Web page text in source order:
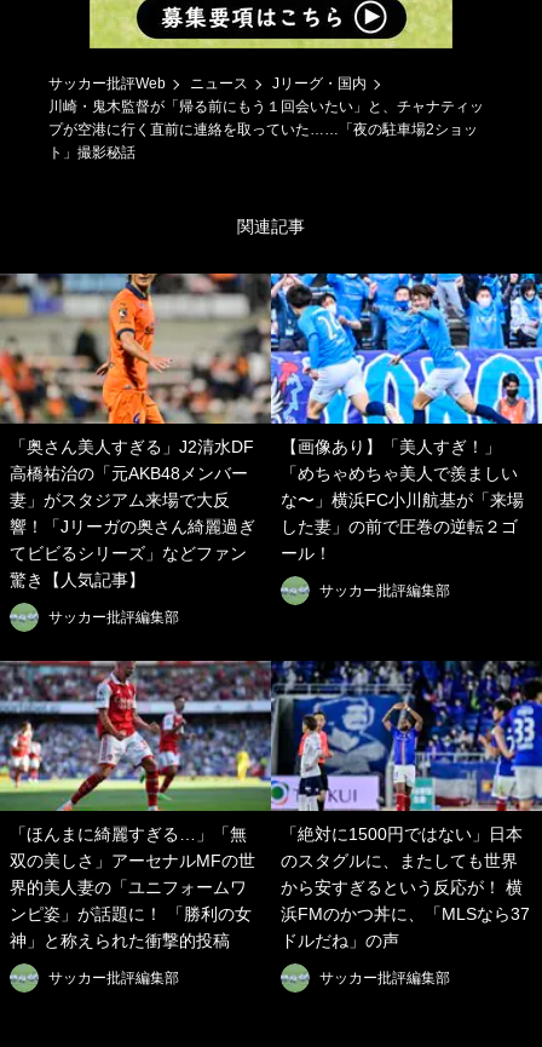
サッカー批評Web ニュース
Jリーグ・国内
川崎・鬼木監督が「帰る前にもう１回会いたい」と、チャナティッ
プが空港に行く直前に連絡を取っていた……「夜の駐車場2ショッ
ト」撮影秘話
関連記事
「奥さん美人すぎる」J2清水DF
高橋祐治の「元AKB48メンバー
妻」がスタジアム来場で大反
響！「Jリーガの奥さん綺麗過ぎ
てビビるシリーズ」などファン
驚き【人気記事】
サッカー批評編集部
【画像あり】「美人すぎ！」
「めちゃめちゃ美人で羨ましい
な〜」横浜FC小川航基が「来場
した妻」の前で圧巻の逆転２ゴ
ール！
サッカー批評編集部
「ほんまに綺麗すぎる…」「無
双の美しさ」アーセナルMFの世
界的美人妻の「ユニフォームワ
ンピ姿」が話題に！ 「勝利の女
神」と称えられた衝撃的投稿
サッカー批評編集部
「絶対に1500円ではない」日本
のスタグルに、またしても世界
から安すぎるという反応が！ 横
浜FMのかつ丼に、「MLSなら37
ドルだね」の声
サッカー批評編集部